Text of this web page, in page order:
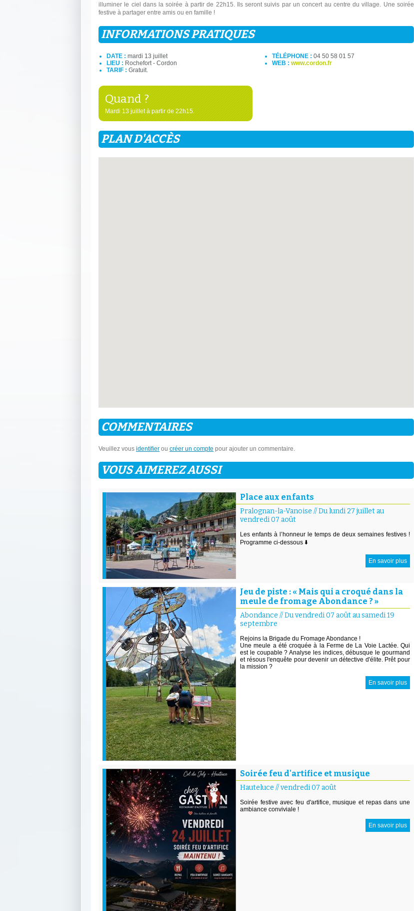
illuminer le ciel dans la soirée à partir de 22h15. Ils seront suivis par un concert au centre du village. Une soirée
festive à partager entre amis ou en famille !
INFORMATIONS PRATIQUES
DATE : mardi 13 juillet
LIEU : Rochefort - Cordon
TARIF : Gratuit.
TÉLÉPHONE : 04 50 58 01 57
WEB : www.cordon.fr
Quand ?
Mardi 13 juillet à partir de 22h15.
PLAN D'ACCÈS
COMMENTAIRES
Veuillez vous identifier ou créer un compte pour ajouter un commentaire.
VOUS AIMEREZ AUSSI
Place aux enfants
Pralognan-la-Vanoise //Du lundi 27 juillet au
vendredi 07 août
Les enfants à l’honneur le temps de deux semaines festives !
Programme ci-dessous ⬇️
En savoir plus
Jeu de piste : « Mais qui a croqué dans la
meule de fromage Abondance ? »
Abondance //Du vendredi 07 août au samedi 19
septembre
Rejoins la Brigade du Fromage Abondance !
Une meule a été croquée à la Ferme de La Voie Lactée. Qui
est le coupable ? Analyse les indices, débusque le gourmand
et résous l'enquête pour devenir un détective d'élite. Prêt pour
la mission ?
En savoir plus
Soirée feu d'artifice et musique
Hauteluce //vendredi 07 août
Soirée festive avec feu d'artifice, musique et repas dans une
ambiance conviviale !
En savoir plus